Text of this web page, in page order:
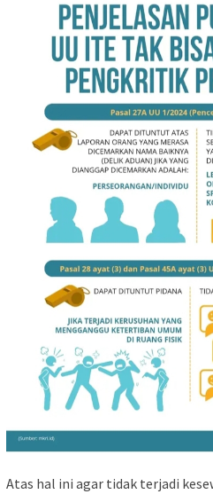
Atas hal ini agar tidak terjadi